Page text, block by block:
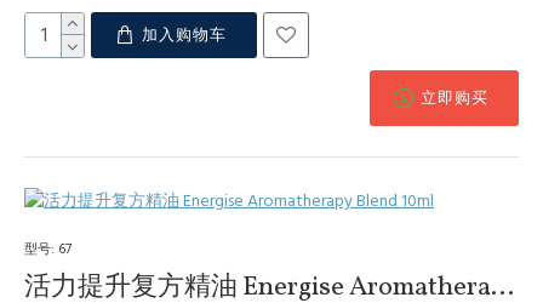
加入购物车
立即购买
型号: 67
活力提升复方精油 Energise Aromatherapy Blend 10ml